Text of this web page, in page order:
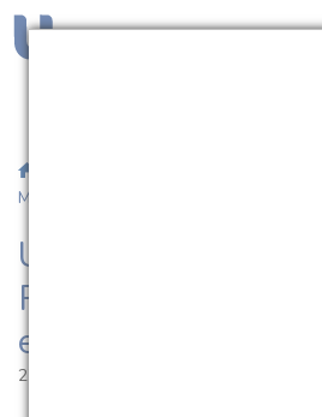
Multiprofissional em Saúde do Idoso
UCPel abre
Residência
em Saúde do Idoso
27.02.2023 | 11:19